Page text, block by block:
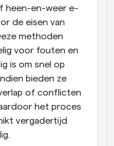
heen-en-weer e-
de eisen van
methoden
voor fouten en
is om snel op
bieden ze
of conflicten
het proces
vergadertijd